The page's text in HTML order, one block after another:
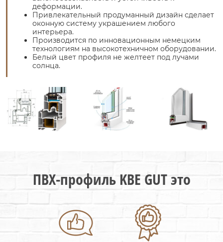
деформации.
Привлекательный продуманный дизайн сделает
оконную систему украшением любого
интерьера.
Производится по инновационным немецким
технологиям на высокотехничном оборудовании.
Белый цвет профиля не желтеет под лучами
солнца.
ПВХ-профиль KBE GUT это